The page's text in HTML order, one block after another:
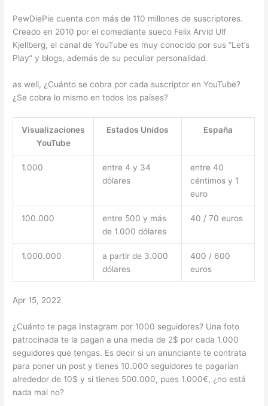
PewDiePie cuenta con más de 110 millones de suscriptores.
Creado en 2010 por el comediante sueco Felix Arvid Ulf
Kjellberg, el canal de YouTube es muy conocido por sus “Let’s
Play” y blogs, además de su peculiar personalidad.
as well, ¿Cuánto se cobra por cada suscriptor en YouTube?
¿Se cobra lo mismo en todos los países?
Visualizaciones
YouTube
Estados Unidos España
1.000
entre 4 y 34
dólares
entre 40
céntimos y 1
euro
100.000
entre 500 y más
de 1.000 dólares
40 / 70 euros
1.000.000
a partir de 3.000
dólares
400 / 600
euros
Apr 15, 2022
¿Cuánto te paga Instagram por 1000 seguidores? Una foto
patrocinada te la pagan a una media de 2$ por cada 1.000
seguidores que tengas. Es decir si un anunciante te contrata
para poner un post y tienes 10.000 seguidores te pagarían
alrededor de 10$ y si tienes 500.000, pues 1.000€, ¿no está
nada mal no?